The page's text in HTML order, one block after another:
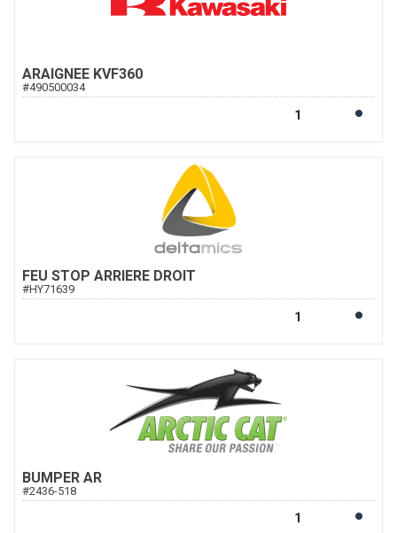
ARAIGNEE KVF360
#490500034
FEU STOP ARRIERE DROIT
#HY71639
BUMPER AR
#2436-518